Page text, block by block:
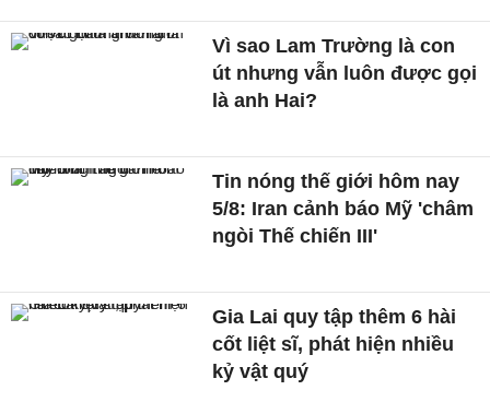
Vì sao Lam Trường là con
út nhưng vẫn luôn được gọi
là anh Hai?
Tin nóng thế giới hôm nay
5/8: Iran cảnh báo Mỹ 'châm
ngòi Thế chiến III'
Gia Lai quy tập thêm 6 hài
cốt liệt sĩ, phát hiện nhiều
kỷ vật quý